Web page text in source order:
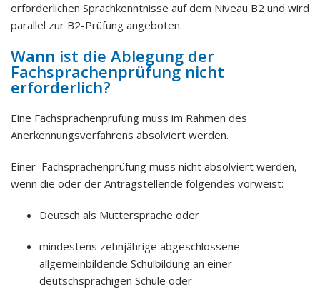
erforderlichen Sprachkenntnisse auf dem Niveau B2 und wird
parallel zur B2-Prüfung angeboten.
Wann ist die Ablegung der
Fachsprachenprüfung nicht
erforderlich?
Eine Fachsprachenprüfung muss im Rahmen des
Anerkennungsverfahrens absolviert werden.
Einer Fachsprachenprüfung muss nicht absolviert werden,
wenn die oder der Antragstellende folgendes vorweist:
Deutsch als Muttersprache oder
mindestens zehnjährige abgeschlossene
allgemeinbildende Schulbildung an einer
deutschsprachigen Schule oder